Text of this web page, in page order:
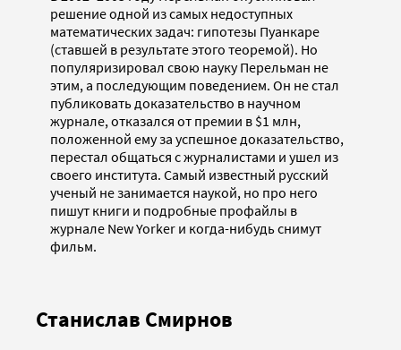
решение одной из самых недоступных
математических задач: гипотезы Пуанкаре
(ставшей в результате этого теоремой). Но
популяризировал свою науку Перельман не
этим, а последующим поведением. Он не стал
публиковать доказательство в научном
журнале, отказался от премии в $1 млн,
положенной ему за успешное доказательство,
перестал общаться с журналистами и ушел из
своего института. Самый известный русский
ученый не занимается наукой, но про него
пишут книги и подробные профайлы в
журнале New Yorker и когда-нибудь снимут
фильм.
Станислав Смирнов